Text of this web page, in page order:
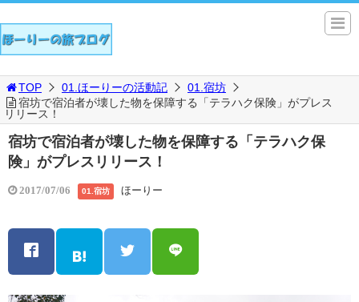
TOP 01.ほーりーの活動記
01.宿坊
宿坊で宿泊者が壊した物を保障する「テラハク保険」がプレス
リリース！
宿坊で宿泊者が壊した物を保障する「テラハク保
険」がプレスリリース！
2017/07/06 01.宿坊 ほーりー